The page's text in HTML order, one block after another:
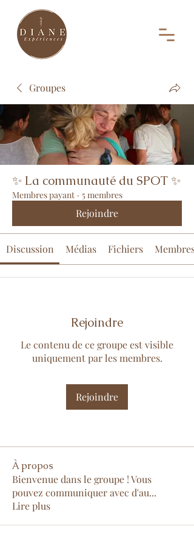
Groupes
✨ La communauté du SPOT ✨
Membres payant · 5 membres
Rejoindre
Discussion Médias Fichiers Membres
Rejoindre
Le contenu de ce groupe est visible
uniquement par les membres.
Rejoindre
À propos
Bienvenue dans le groupe ! Vous
pouvez communiquer avec d'au...
Lire plus